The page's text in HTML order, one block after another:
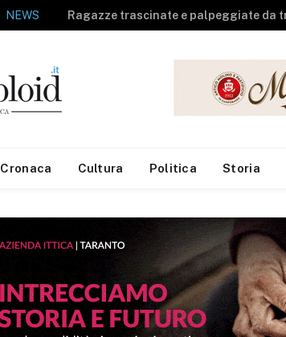
NEWS
Cronaca Cultura Politica Storia